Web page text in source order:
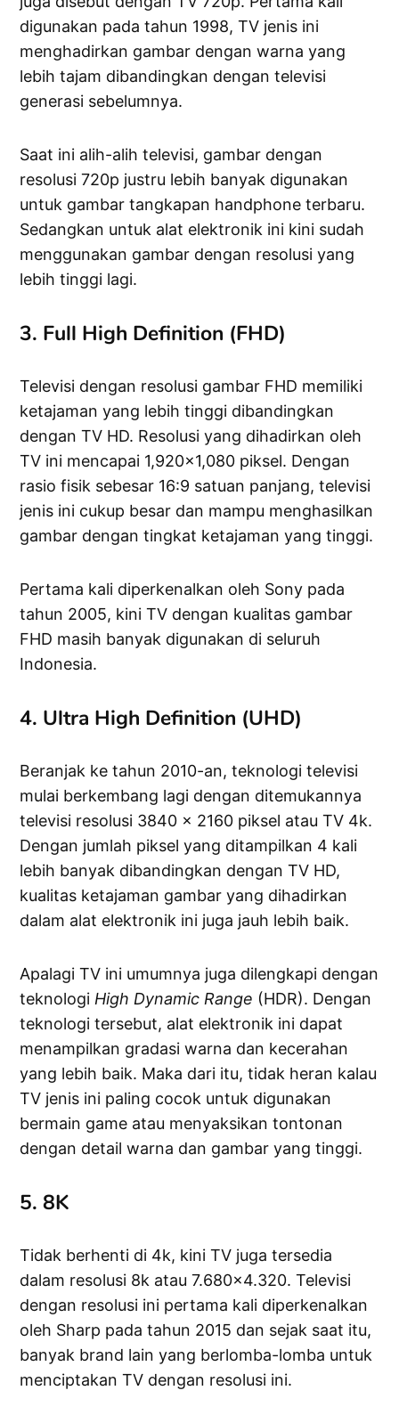
digunakan pada tahun 1998, TV jenis ini
menghadirkan gambar dengan warna yang
lebih tajam dibandingkan dengan televisi
generasi sebelumnya.
Saat ini alih-alih televisi, gambar dengan
resolusi 720p justru lebih banyak digunakan
untuk gambar tangkapan handphone terbaru.
Sedangkan untuk alat elektronik ini kini sudah
menggunakan gambar dengan resolusi yang
lebih tinggi lagi.
3. Full High Definition (FHD)
Televisi dengan resolusi gambar FHD memiliki
ketajaman yang lebih tinggi dibandingkan
dengan TV HD. Resolusi yang dihadirkan oleh
TV ini mencapai 1,920×1,080 piksel. Dengan
rasio fisik sebesar 16:9 satuan panjang, televisi
jenis ini cukup besar dan mampu menghasilkan
gambar dengan tingkat ketajaman yang tinggi.
Pertama kali diperkenalkan oleh Sony pada
tahun 2005, kini TV dengan kualitas gambar
FHD masih banyak digunakan di seluruh
Indonesia.
4. Ultra High Definition (UHD)
Beranjak ke tahun 2010-an, teknologi televisi
mulai berkembang lagi dengan ditemukannya
televisi resolusi 3840 x 2160 piksel atau TV 4k.
Dengan jumlah piksel yang ditampilkan 4 kali
lebih banyak dibandingkan dengan TV HD,
kualitas ketajaman gambar yang dihadirkan
dalam alat elektronik ini juga jauh lebih baik.
Apalagi TV ini umumnya juga dilengkapi dengan
teknologi High Dynamic Range (HDR). Dengan
teknologi tersebut, alat elektronik ini dapat
menampilkan gradasi warna dan kecerahan
yang lebih baik. Maka dari itu, tidak heran kalau
TV jenis ini paling cocok untuk digunakan
bermain game atau menyaksikan tontonan
dengan detail warna dan gambar yang tinggi.
5. 8K
Tidak berhenti di 4k, kini TV juga tersedia
dalam resolusi 8k atau 7.680×4.320. Televisi
dengan resolusi ini pertama kali diperkenalkan
oleh Sharp pada tahun 2015 dan sejak saat itu,
banyak brand lain yang berlomba-lomba untuk
menciptakan TV dengan resolusi ini.